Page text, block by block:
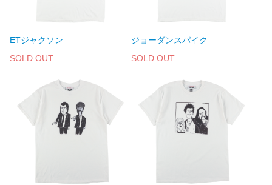
ETジャクソン
SOLD OUT
ジョーダンスパイク
SOLD OUT